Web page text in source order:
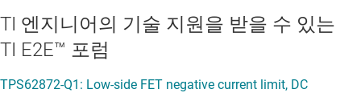
TI 엔지니어의 기술 지원을 받을 수 있는
TI E2E™ 포럼